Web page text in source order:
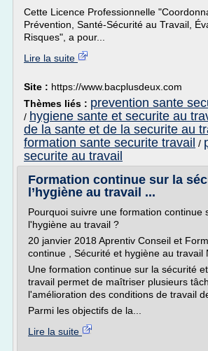
Cette Licence Professionnelle
Prévention, Santé-Sécurité au Travail,
Risques", a pour...
Lire la suite
Site : https://www.bacplusdeux.com
Thèmes liés : prevention sante
/ hygiene sante et securite au
de la sante et de la securite au
formation sante securite travail /
securite au travail
Formation continue sur la
l’hygiène au travail ...
Pourquoi suivre une formation continue
l'hygiène au travail ?
20 janvier 2018 Aprentiv Conseil et
continue , Sécurité et hygiène au travail
Une formation continue sur la sécurité
travail permet de maîtriser plusieurs
l'amélioration des conditions de travail
Parmi les objectifs de la...
Lire la suite